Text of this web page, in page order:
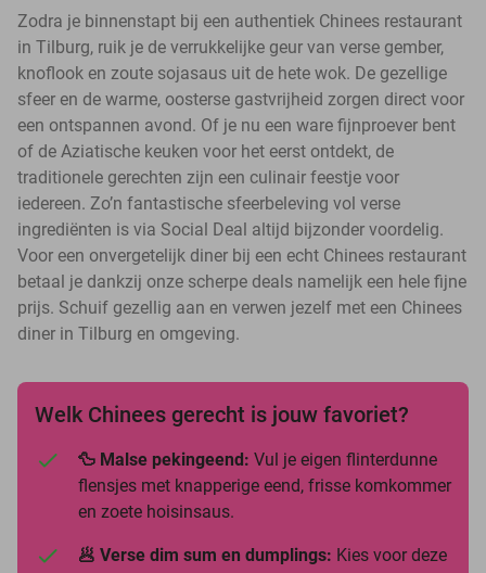
Zodra je binnenstapt bij een authentiek Chinees restaurant
in Tilburg, ruik je de verrukkelijke geur van verse gember,
knoflook en zoute sojasaus uit de hete wok. De gezellige
sfeer en de warme, oosterse gastvrijheid zorgen direct voor
een ontspannen avond. Of je nu een ware fijnproever bent
of de Aziatische keuken voor het eerst ontdekt, de
traditionele gerechten zijn een culinair feestje voor
iedereen. Zo’n fantastische sfeerbeleving vol verse
ingrediënten is via Social Deal altijd bijzonder voordelig.
Voor een onvergetelijk diner bij een echt Chinees restaurant
betaal je dankzij onze scherpe deals namelijk een hele fijne
prijs. Schuif gezellig aan en verwen jezelf met een Chinees
diner in Tilburg en omgeving.
Welk Chinees gerecht is jouw favoriet?
🦆 Malse pekingeend: Vul je eigen flinterdunne
flensjes met knapperige eend, frisse komkommer
en zoete hoisinsaus.
🥟 Verse dim sum en dumplings: Kies voor deze